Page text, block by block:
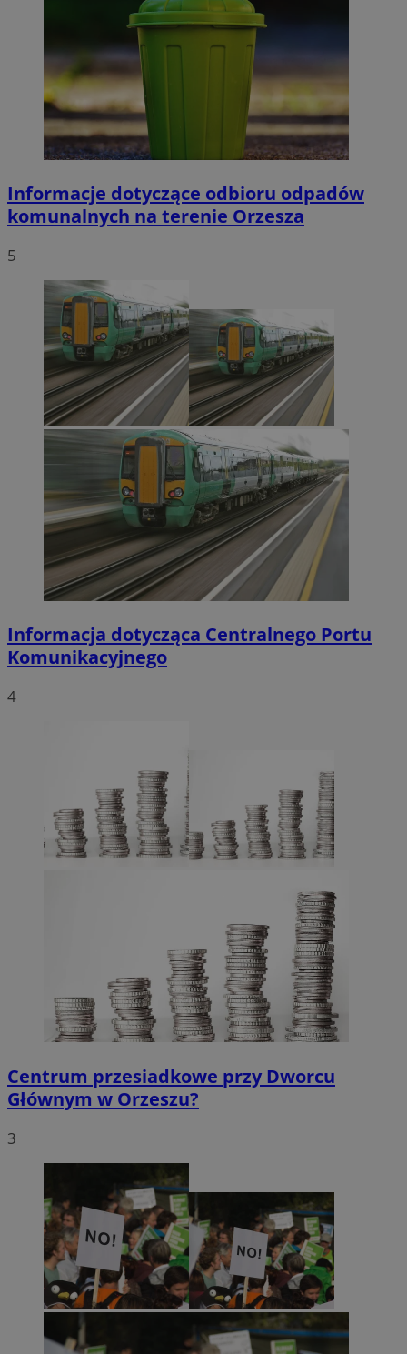
Informacje dotyczące odbioru odpadów
komunalnych na terenie Orzesza
5
Informacja dotycząca Centralnego Portu
Komunikacyjnego
4
Centrum przesiadkowe przy Dworcu
Głównym w Orzeszu?
3